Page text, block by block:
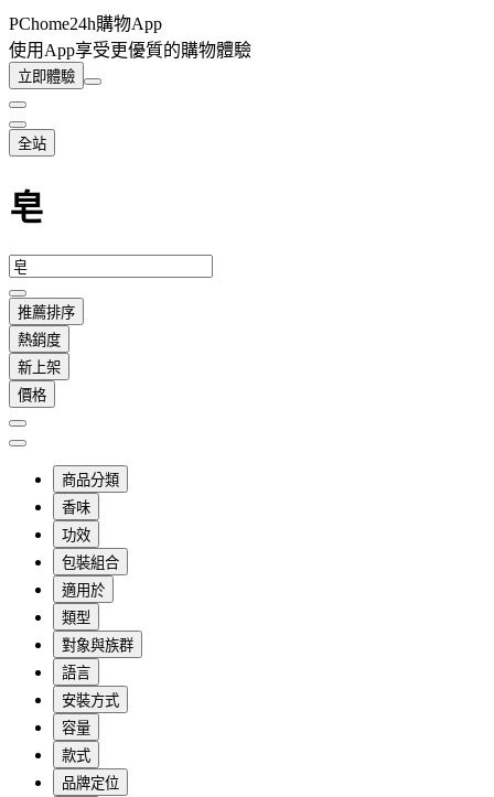
PChome24h購物App
使用App享受更優質的購物體驗
立即體驗
全站
皂
推薦排序
熱銷度
新上架
價格
商品分類
香味
功效
包裝組合
適用於
類型
對象與族群
語言
安裝方式
容量
款式
品牌定位